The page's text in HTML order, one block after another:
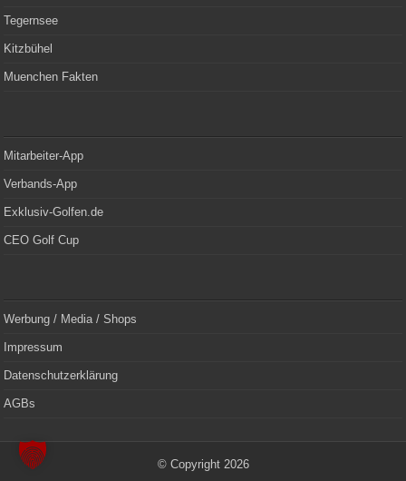
Tegernsee
Kitzbühel
Muenchen Fakten
Mitarbeiter-App
Verbands-App
Exklusiv-Golfen.de
CEO Golf Cup
Werbung / Media / Shops
Impressum
Datenschutzerklärung
AGBs
© Copyright 2026